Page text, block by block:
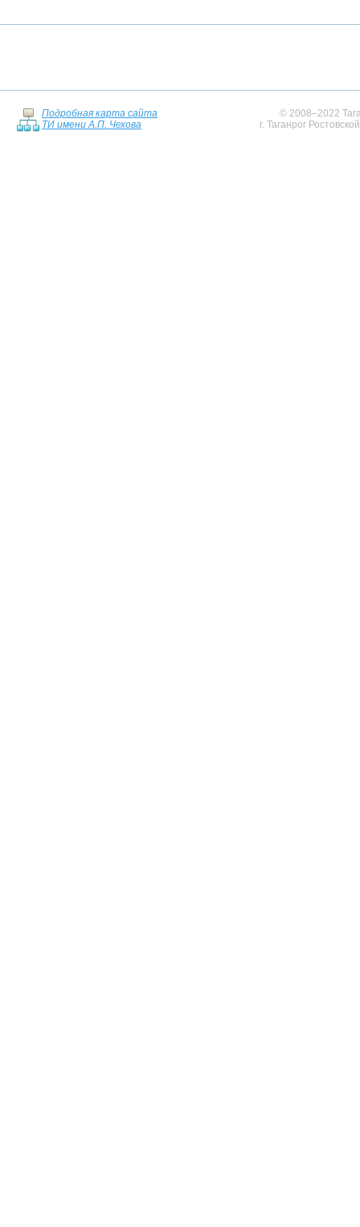
Подробная карта сайта
ТИ имени А.П. Чехова
© 2008–2022
г. Таганрог